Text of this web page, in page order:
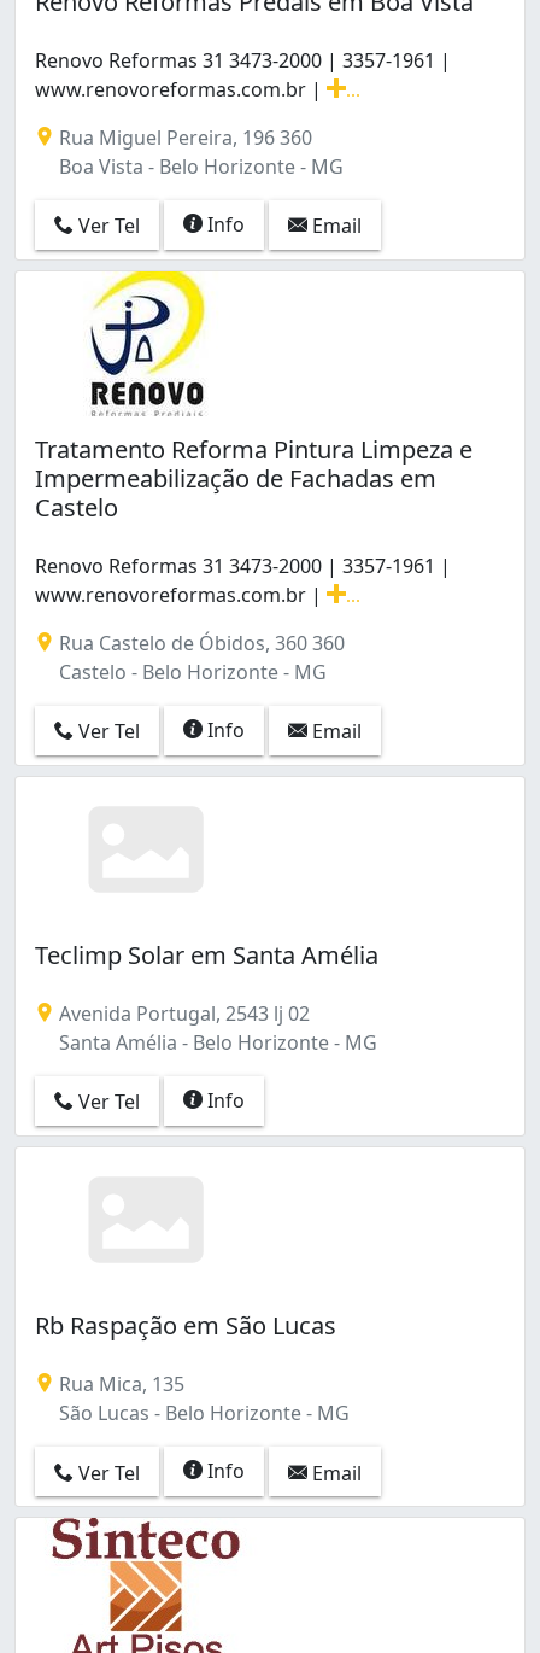
Jardim Atlântico (1)
Ouro Preto (1)
Padre Eustáquio (1)
Piratininga (Venda Nova) (1)
Ribeiro de Abreu (1)
Santa Amélia (1)
Santa Mônica (1)
São Cristóvão (1)
São Lucas (2)
Tupi A (1)
Renovo Reformas 31 3473-2000 | 3357-1961 |
www.renovoreformas.com.br |
Rua Miguel Pereira, 196 360
Boa Vista - Belo Horizonte - MG
Ver Tel Info Email
Tratamento Reforma Pintura Limpeza e
Impermeabilização de Fachadas em
Castelo
Renovo Reformas 31 3473-2000 | 3357-1961 |
www.renovoreformas.com.br |
Rua Castelo de Óbidos, 360 360
Castelo - Belo Horizonte - MG
Ver Tel Info Email
Teclimp Solar em Santa Amélia
Avenida Portugal, 2543 lj 02
Santa Amélia - Belo Horizonte - MG
Ver Tel Info
Rb Raspação em São Lucas
Rua Mica, 135
São Lucas - Belo Horizonte - MG
Ver Tel Info Email